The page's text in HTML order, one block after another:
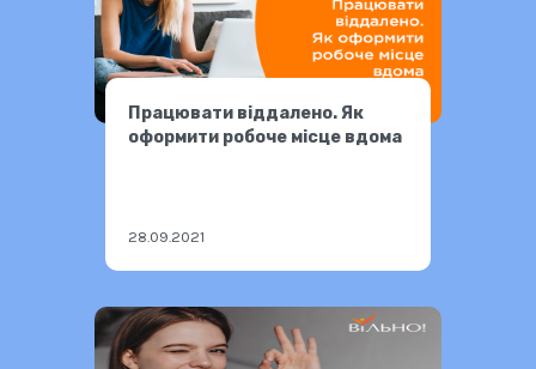
Працювати віддалено. Як
оформити робоче місце вдома
28.09.2021